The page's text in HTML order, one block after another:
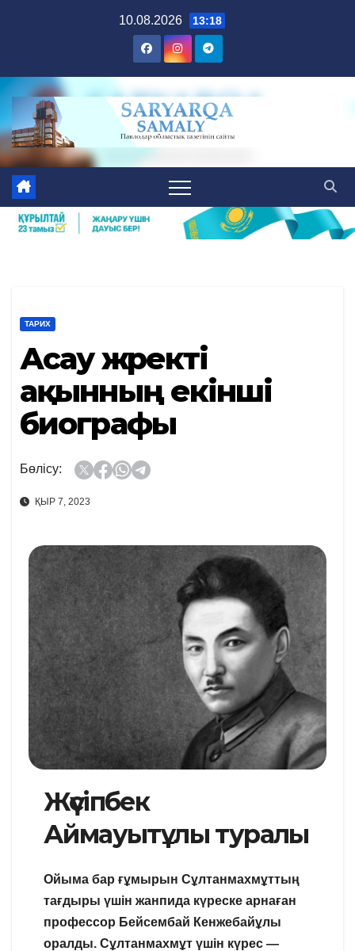
10.08.2026 13:18
ТАРИХ
Асау жүректі
ақынның екінші
биографы
Бөлісу:
ҚЫР 7, 2023
Жүсіпбек
Аймауытұлы туралы
Ойыма бар ғұмырын Сұлтанмахмұттың
тағдыры үшін жанпида күреске арнаған
профессор Бейсембай Кенжебайұлы
оралды. Сұлтанмахмұт үшін күрес —